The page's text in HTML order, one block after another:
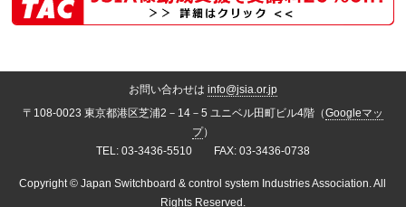
お問い合わせは info@jsia.or.jp
〒108-0023 東京都港区芝浦2－14－5 ユニベル田町ビル4階（Googleマッ
プ）
TEL: 03-3436-5510 FAX: 03-3436-0738
Copyright ©Japan Switchboard & control system Industries Association.All
Rights Reserved.